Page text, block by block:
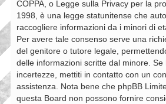
COPPA, o Legge sulla Privacy per la
1998, è una legge statunitense che
raccogliere informazioni da i minori di
Per avere tale consenso serve una
del genitore o tutore legale,
delle informazioni scritte dal minore. Se
incertezze, mettiti in contatto con un
assistenza. Nota bene che phpBB
questa Board non possono fornire